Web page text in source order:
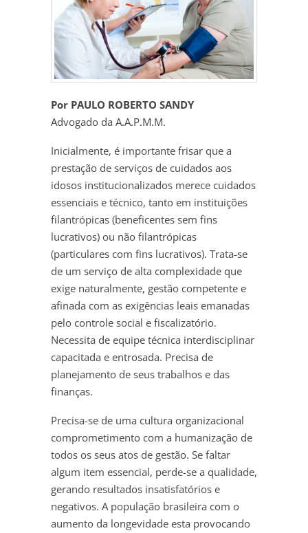
Por PAULO ROBERTO SANDY
Advogado da A.A.P.M.M.
Inicialmente, é importante frisar que a
prestação de serviços de cuidados aos
idosos institucionalizados merece cuidados
essenciais e técnico, tanto em instituições
filantrópicas (beneficentes sem fins
lucrativos) ou não filantrópicas
(particulares com fins lucrativos). Trata-se
de um serviço de alta complexidade que
exige naturalmente, gestão competente e
afinada com as exigências leais emanadas
pelo controle social e fiscalizatório.
Necessita de equipe técnica interdisciplinar
capacitada e entrosada. Precisa de
planejamento de seus trabalhos e das
finanças.
Precisa-se de uma cultura organizacional
comprometimento com a humanização de
todos os seus atos de gestão. Se faltar
algum item essencial, perde-se a qualidade,
gerando resultados insatisfatórios e
negativos. A população brasileira com o
aumento da longevidade esta provocando